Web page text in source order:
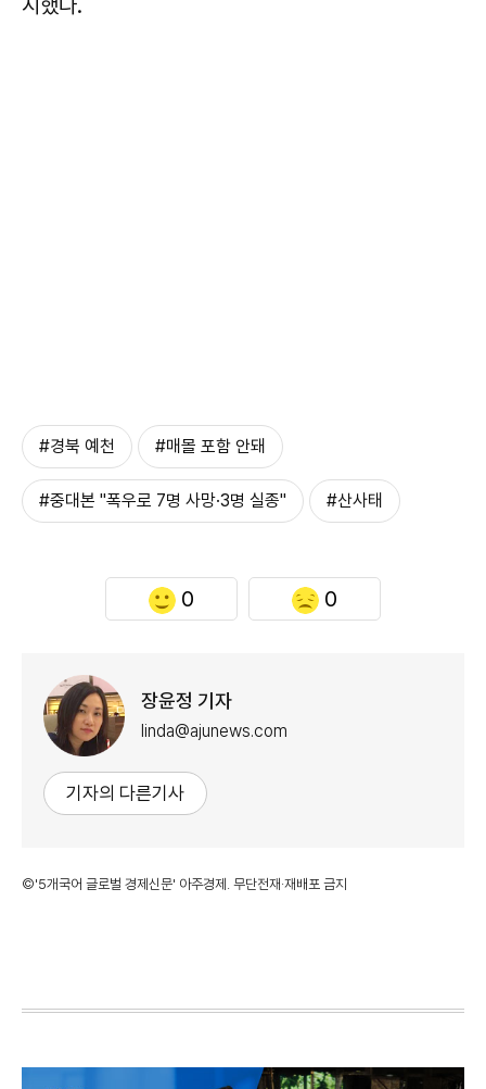
시했다.
#경북 예천 #매몰 포함 안돼
#중대본 "폭우로 7명 사망·3명 실종" #산사태
0 0
장윤정 기자
linda@ajunews.com
기자의 다른기사
©'5개국어 글로벌 경제신문' 아주경제. 무단전재·재배포 금지